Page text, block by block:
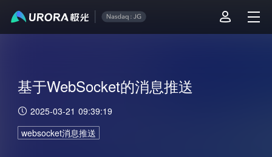
基于WebSocket的消息推送
2025-03-21 09:39:19
websocket消息推送